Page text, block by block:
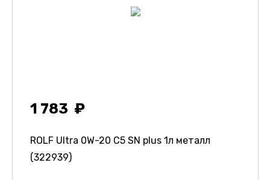
1 783
ROLF Ultra 0W-20 C5 SN plus 1л металл
(322939)